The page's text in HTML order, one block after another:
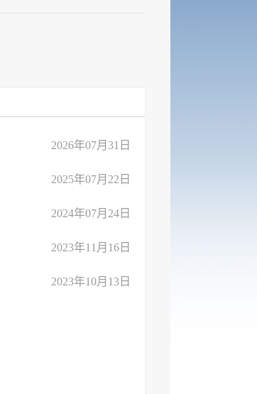
2026年07月31日
2025年07月22日
2024年07月24日
2023年11月16日
2023年10月13日